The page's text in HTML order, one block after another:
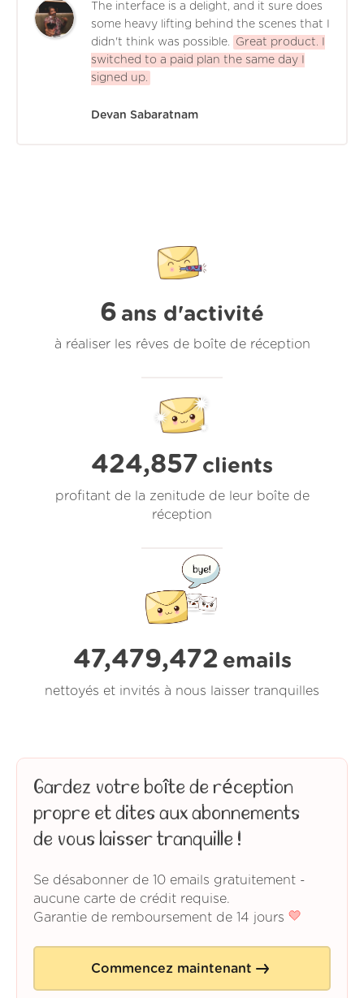
The interface is a delight, and it sure does
some heavy lifting behind the scenes that I
didn't think was possible.
Great product. I
switched to a paid plan the same day I
signed up.
Devan Sabaratnam
6 ans d'activité
à réaliser les rêves de boîte de réception
424,857 clients
profitant de la zenitude de leur boîte de
réception
47,479,472 emails
nettoyés et invités à nous laisser tranquilles
Gardez votre boîte de réception
propre et dites aux abonnements
de vous laisser tranquille !
Se désabonner de 10 emails gratuitement -
aucune carte de crédit requise.
Garantie de remboursement de 14 jours
Commencez maintenant